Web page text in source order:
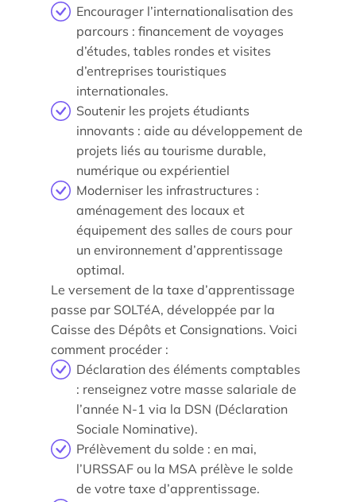
Parole d’experts
Ils nous soutiennent
Espace Presse
Étude/Stage
Comment candidater ?
Comment candidater ?
Nos recherches et expertises
Laboratoires
Encourager l’internationalisation des
parcours : financement de voyages
d’études, tables rondes et visites
d’entreprises touristiques
internationales.
Soutenir les projets étudiants
innovants : aide au développement de
projets liés au tourisme durable,
numérique ou expérientiel
Moderniser les infrastructures :
aménagement des locaux et
équipement des salles de cours pour
un environnement d’apprentissage
optimal.
Le versement de la taxe d’apprentissage
passe par SOLTéA, développée par la
Caisse des Dépôts et Consignations. Voici
comment procéder :
Déclaration des éléments comptables
: renseignez votre masse salariale de
l’année N-1 via la DSN (Déclaration
Sociale Nominative).
Prélèvement du solde : en mai,
l’URSSAF ou la MSA prélève le solde
de votre taxe d’apprentissage.